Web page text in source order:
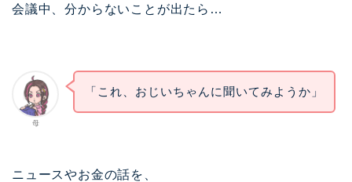
会議中、分からないことが出たら…
母
「これ、おじいちゃんに聞いてみようか」
ニュースやお金の話を、